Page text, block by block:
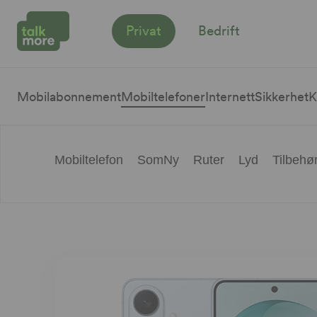
Privat Bedrift
MobilabonnementMobiltelefonerInternettSikkerhet
Mobiltelefon SomNy Ruter Lyd